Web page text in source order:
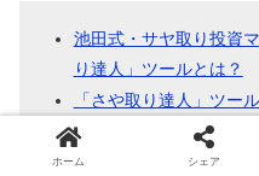
池田式・サヤ取り投資
り達人」ツールとは？
「さや取り達人」ツー
【危険】池田式・サヤ
らば「サヤ取り」のリ
ホーム シェア